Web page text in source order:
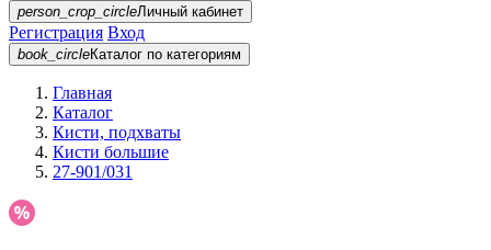
person_crop_circleЛичный кабинет
Регистрация Вход
book_circleКаталог по категориям
Главная
Каталог
Кисти, подхваты
Кисти большие
27-901/031